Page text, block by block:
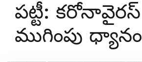
పట్టీ: కరోనావైరస్
ముగింపు ధ్యానం